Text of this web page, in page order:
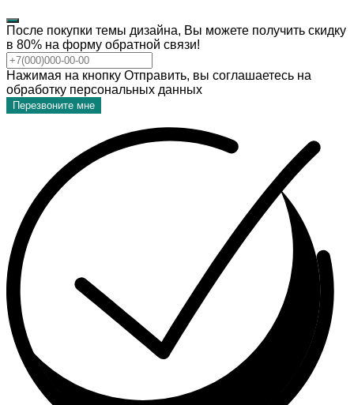
После покупки темы дизайна, Вы можете получить скидку
в 80% на форму обратной связи!
Нажимая на кнопку Отправить, вы соглашаетесь на
обработку персональных данных
Перезвоните мне